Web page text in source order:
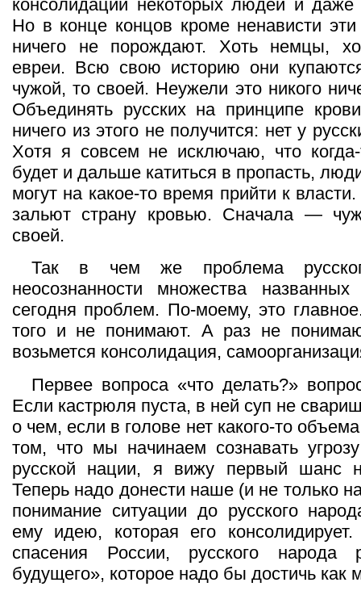
консолидации некоторых людей и
Но в конце концов кроме ненависти
ничего не порождают. Хоть немцы,
евреи. Всю свою историю они
чужой, то своей. Неужели это никого
Объединять русских на принципе
ничего из этого не получится: нет у
Хотя я совсем не исключаю, что
будет и дальше катиться в пропасть,
могут на какое-то время прийти к
зальют страну кровью. Сначала —
своей.
Так в чем же проблема
неосознанности множества
сегодня проблем. По-моему, это
того и не понимают. А раз не
возьмется консолидация,
Первее вопроса «что делать?»
Если кастрюля пуста, в ней суп не
о чем, если в голове нет какого-то
том, что мы начинаем сознавать
русской нации, я вижу первый шанс
Теперь надо донести наше (и не только
понимание ситуации до русского
ему идею, которая его
спасения России, русского народа
будущего», которое надо бы достичь как